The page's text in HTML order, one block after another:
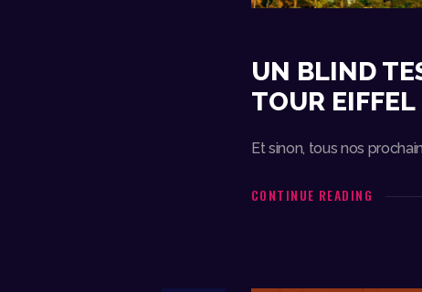
UN BLIND
TOUR
Et sinon, tous nos
CONTINUE READING